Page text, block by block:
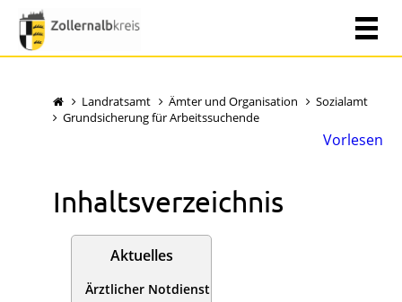
Landratsamt Ämter und Organisation
Sozialamt
Grundsicherung für Arbeitssuchende
Vorlesen
Inhaltsverzeichnis
Aktuelles
Ärztlicher Notdienst